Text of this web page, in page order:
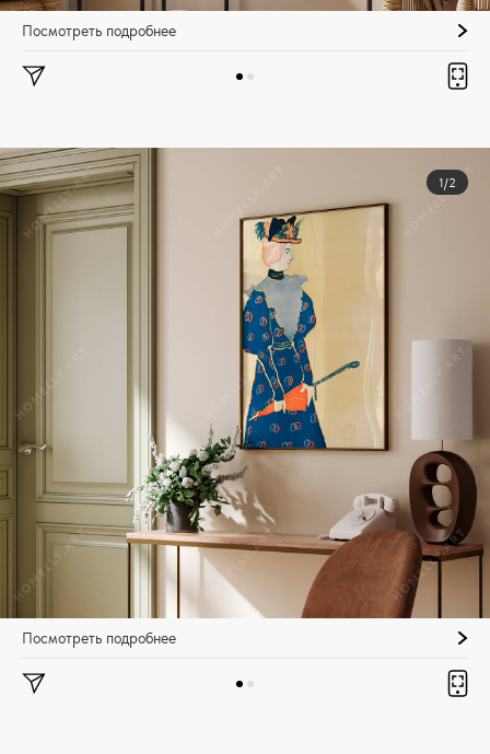
Посмотреть подробнее
1/2
Посмотреть подробнее